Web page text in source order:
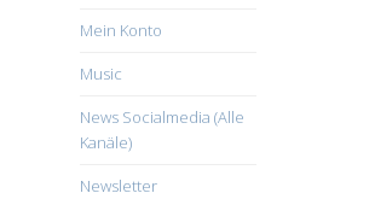
Mein Konto
Music
News Socialmedia (Alle
Kanäle)
Newsletter